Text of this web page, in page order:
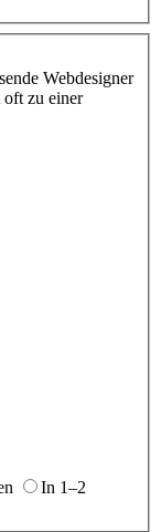
Webdesigner
oft zu einer
In 1–2